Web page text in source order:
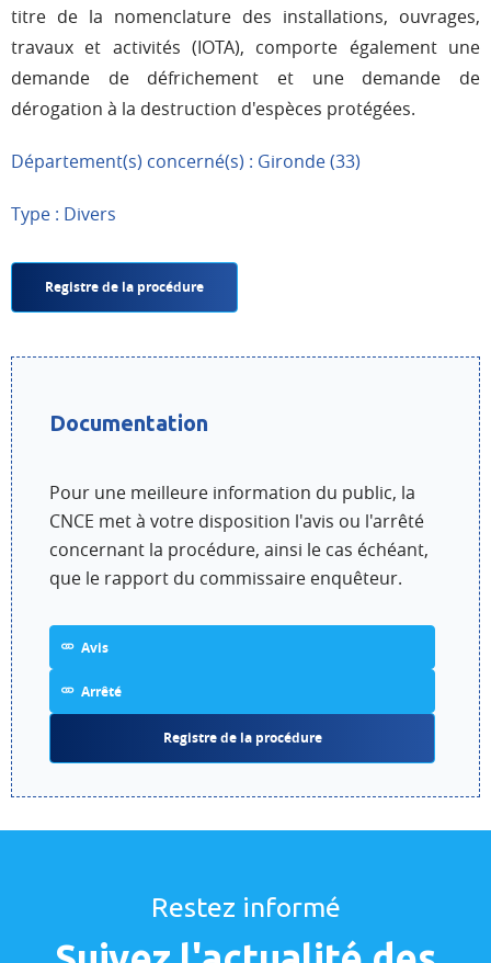
titre de la nomenclature des installations, ouvrages,
travaux et activités (IOTA), comporte également une
demande de défrichement et une demande de
dérogation à la destruction d'espèces protégées.
Département(s) concerné(s) : Gironde (33)
Type : Divers
Registre de la procédure
Documentation
Pour une meilleure information du public, la
CNCE met à votre disposition l'avis ou l'arrêté
concernant la procédure, ainsi le cas échéant,
que le rapport du commissaire enquêteur.
Avis
Arrêté
Registre de la procédure
Restez informé